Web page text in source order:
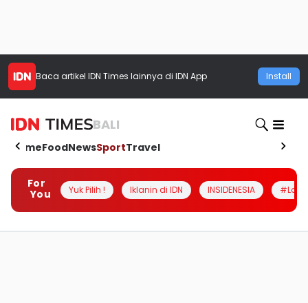
Baca artikel IDN Times lainnya di IDN App Install
BALI
HomeFoodNewsSportTravel
For
You
Yuk Pilih ! Iklanin di IDN INSIDENESIA